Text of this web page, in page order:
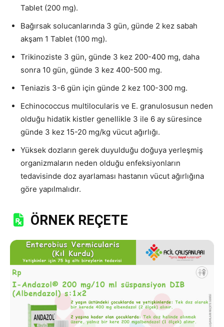
Tablet (200 mg).
Bağırsak solucanlarında 3 gün, günde 2 kez sabah
akşam 1 Tablet (100 mg).
Trikinoziste 3 gün, günde 3 kez 200-400 mg, daha
sonra 10 gün, günde 3 kez 400-500 mg.
Teniazis 3-6 gün için günde 2 kez 100-300 mg.
Echinococcus multilocularis ve E. granulosusun neden
olduğu hidatik kistler genellikle 3 ile 6 ay süresince
günde 3 kez 15-20 mg/kg vücut ağırlığı.
Yüksek dozların gerek duyulduğu doğuya yerleşmiş
organizmaların neden olduğu enfeksiyonların
tedavisinde doz ayarlaması hastanın vücut ağırlığına
göre yapılmalıdır.
ÖRNEK REÇETE